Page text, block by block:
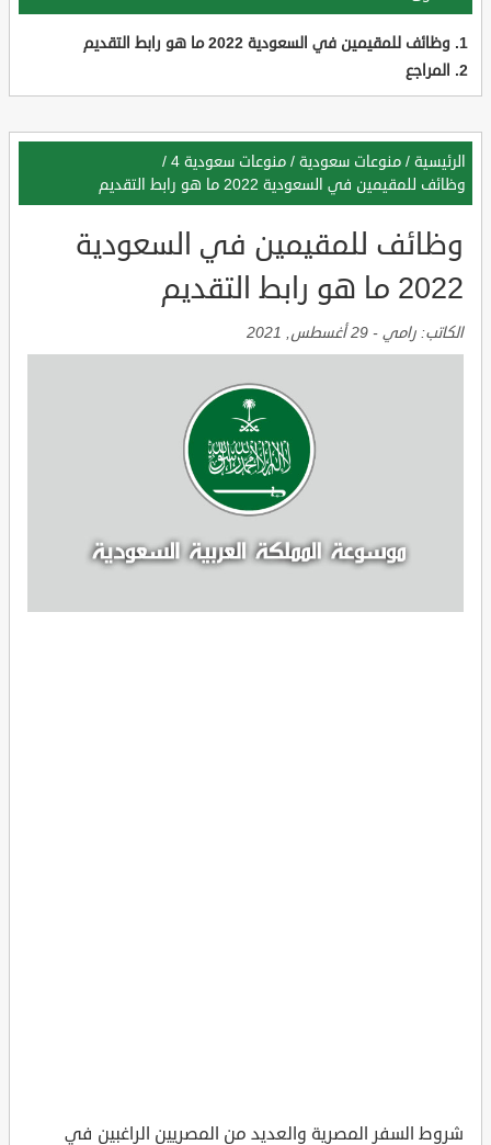
وظائف للمقيمين في السعودية 2022 ما هو رابط التقديم
المراجع
الرئيسية / منوعات سعودية / منوعات سعودية 4
/
وظائف للمقيمين في السعودية 2022 ما هو رابط التقديم
وظائف للمقيمين في السعودية
2022 ما هو رابط التقديم
الكاتب: رامي - 29 أغسطس, 2021
شروط السفر المصرية والعديد من المصريين الراغبين في